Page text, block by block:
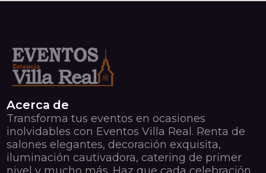
Acerca de
Transforma tus eventos en ocasiones
inolvidables con Eventos Villa Real. Renta de
salones elegantes, decoración exquisita,
iluminación cautivadora, catering de primer